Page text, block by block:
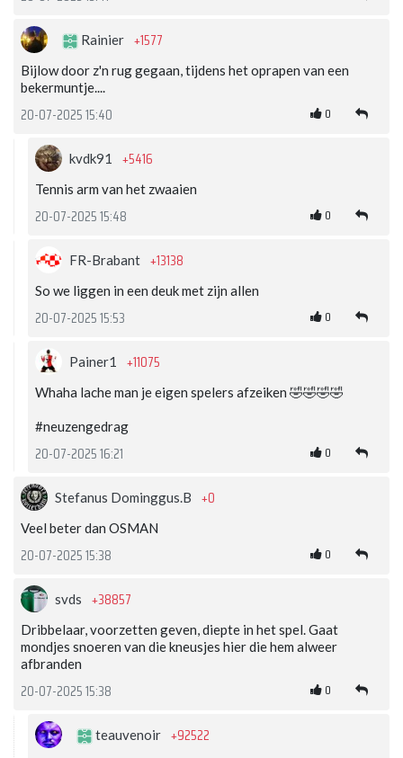
Rainier +1577
Bijlow door z'n rug gegaan, tijdens het oprapen van een
bekermuntje....
20-07-2025 15:40 0
kvdk91 +5416
Tennis arm van het zwaaien
20-07-2025 15:48 0
FR-Brabant +13138
So we liggen in een deuk met zijn allen
20-07-2025 15:53 0
Painer1 +11075
Whaha lache man je eigen spelers afzeiken 🤣🤣🤣🤣
#neuzengedrag
20-07-2025 16:21 0
Stefanus Dominggus.B +0
Veel beter dan OSMAN
20-07-2025 15:38 0
svds +38857
Dribbelaar, voorzetten geven, diepte in het spel. Gaat
mondjes snoeren van die kneusjes hier die hem alweer
afbranden
20-07-2025 15:38 0
teauvenoir +92522